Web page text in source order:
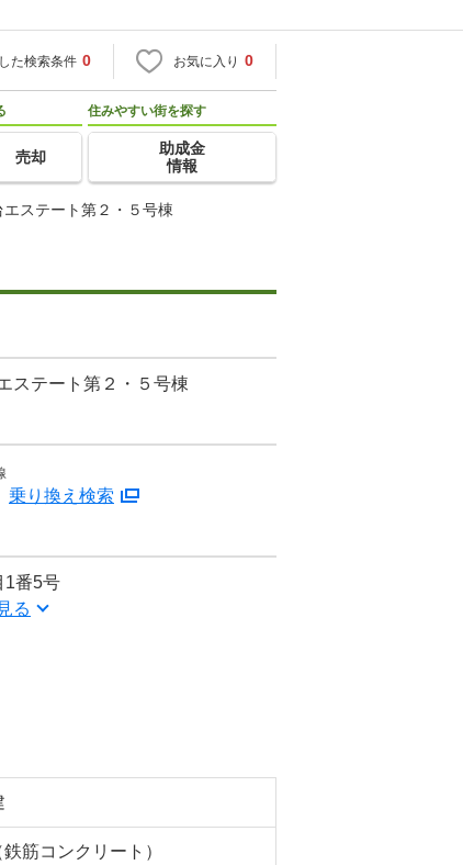
た検索条件 0 お気に入り 0
売却
住みやすい街を探す
助成金
情報
ステート第２・５号棟
ステート第２・５号棟
乗り換え検索
1番5号
る
筋コンクリート）